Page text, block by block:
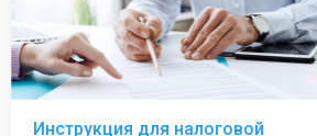
Инструкция для налоговой